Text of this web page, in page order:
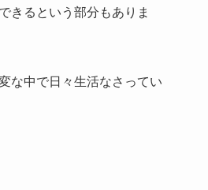
きるという部分もありま
な中で日々生活なさってい